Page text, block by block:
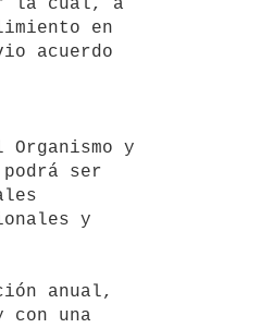
en
acuerdo
y
ser
y
una